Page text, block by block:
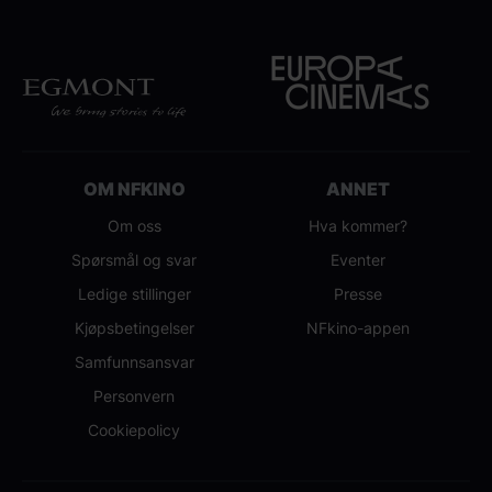
OM NFKINO
Om oss
Spørsmål og svar
Ledige stillinger
Kjøpsbetingelser
Samfunnsansvar
Personvern
Cookiepolicy
ANNET
Hva kommer?
Eventer
Presse
NFkino-appen